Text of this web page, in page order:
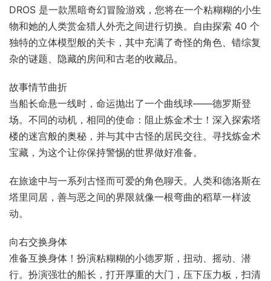
DROS 是一款黑暗奇幻冒险游戏，您将在一个粘糊糊的小生
物和她的人类赏金猎人外壳之间进行切换。自由探索 40 个
独特的立体模型般的关卡，其中充满了奇怪的角色、错综复
杂的谜题、隐藏的房间和古老的收藏品。
故事情节曲折
当船长命悬一线时，命运抛出了一个曲线球——德罗斯登
场。不同的动机，相同的使命：阻止炼金术士！深入探索塔
楼的迷宫般的奥秘，并与其中古怪的居民交往。寻找炼金术
宝藏，为这个让你保持警惕的世界做好准备。
在旅途中与一系列古怪而可爱的角色聊天。人类和德洛斯在
塔里同居，善与恶之间的界限就像一根弯曲的稻草一样波
动。
向右交换身体
准备互换身体！扮演粘糊糊的小德罗斯，扭动、摇动、潜
行。扮演强壮的船长，打开厚重的大门，压下压力板，扫清